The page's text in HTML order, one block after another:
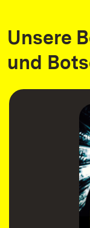
Unsere
und